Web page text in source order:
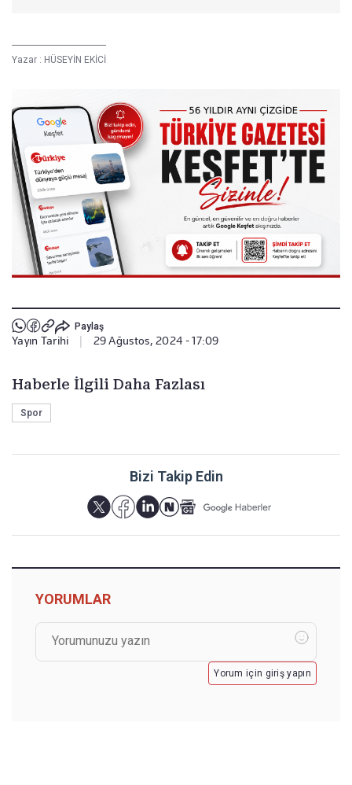
Yazar : HÜSEYİN EKİCİ
Paylaş
Yayın Tarihi 29 Ağustos, 2024 - 17:09
Haberle İlgili Daha Fazlası
Spor
Bizi Takip Edin
YORUMLAR
Yorum için giriş yapın